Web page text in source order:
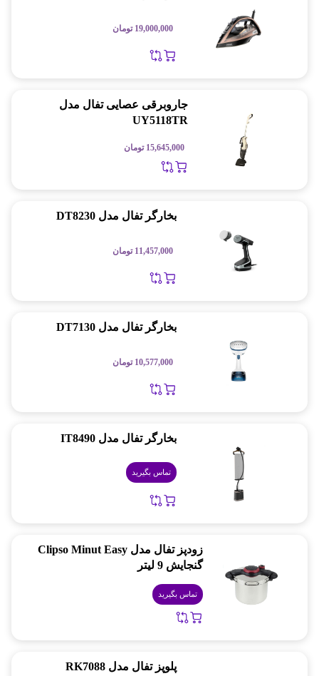
19,000,000 تومان
جاروبرقی عصایی تفال مدل
UY5118TR
15,645,000 تومان
بخارگر تفال مدل DT8230
11,457,000 تومان
بخارگر تفال مدل DT7130
10,577,000 تومان
بخارگر تفال مدل IT8490
تماس بگیرید
زودپز تفال مدل Clipso Minut Easy
گنجایش 9 لیتر
تماس بگیرید
پلوپز تفال مدل RK7088